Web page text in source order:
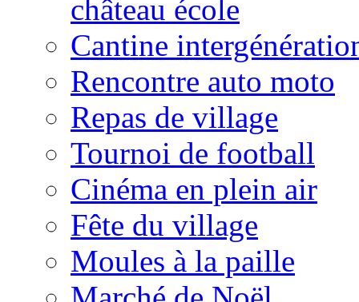
château école
Cantine
Rencontre auto moto
Repas de village
Tournoi de football
Cinéma en plein air
Fête du village
Moules à la paille